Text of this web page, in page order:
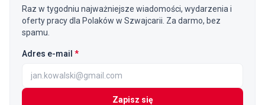
Raz w tygodniu najważniejsze wiadomości, wydarzenia i
oferty pracy dla Polaków w Szwajcarii. Za darmo, bez
spamu.
Adres e-mail *(wymagane)
Zapisz się